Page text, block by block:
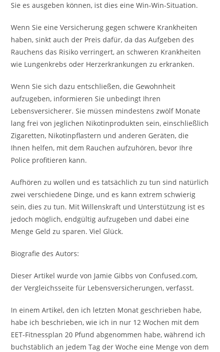
Sie es ausgeben können, ist dies eine Win-Win-Situation.
Wenn Sie eine Versicherung gegen schwere Krankheiten
haben, sinkt auch der Preis dafür, da das Aufgeben des
Rauchens das Risiko verringert, an schweren Krankheiten
wie Lungenkrebs oder Herzerkrankungen zu erkranken.
Wenn Sie sich dazu entschließen, die Gewohnheit
aufzugeben, informieren Sie unbedingt Ihren
Lebensversicherer. Sie müssen mindestens zwölf Monate
lang frei von jeglichen Nikotinprodukten sein, einschließlich
Zigaretten, Nikotinpflastern und anderen Geräten, die
Ihnen helfen, mit dem Rauchen aufzuhören, bevor Ihre
Police profitieren kann.
Aufhören zu wollen und es tatsächlich zu tun sind natürlich
zwei verschiedene Dinge, und es kann extrem schwierig
sein, dies zu tun. Mit Willenskraft und Unterstützung ist es
jedoch möglich, endgültig aufzugeben und dabei eine
Menge Geld zu sparen. Viel Glück.
Biografie des Autors:
Dieser Artikel wurde von Jamie Gibbs von Confused.com,
der Vergleichsseite für Lebensversicherungen, verfasst.
In einem Artikel, den ich letzten Monat geschrieben habe,
habe ich beschrieben, wie ich in nur 12 Wochen mit dem
EET-Fitnessplan 20 Pfund abgenommen habe, während ich
buchstäblich an jedem Tag der Woche eine Menge von dem